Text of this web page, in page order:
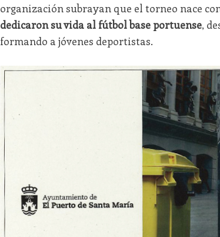
organización subrayan que el torneo nace
dedicaron su vida al fútbol base portuense,
formando a jóvenes deportistas.